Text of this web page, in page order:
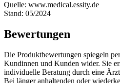
Quelle: www.medical.essity.de
Stand: 05/2024
Bewertungen
Die Produktbewertungen spiegeln
Kundinnen und Kunden wider. Sie
individuelle Beratung durch eine
Bei länger anhaltenden oder